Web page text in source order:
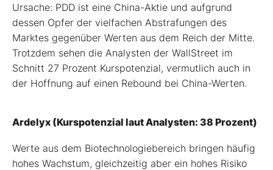
Ursache: PDD ist eine China-Aktie und aufgrund
dessen Opfer der vielfachen Abstrafungen des
Marktes gegenüber Werten aus dem Reich der Mitte.
Trotzdem sehen die Analysten der WallStreet im
Schnitt 27 Prozent Kurspotenzial, vermutlich auch in
der Hoffnung auf einen Rebound bei China-Werten.
Ardelyx (Kurspotenzial laut Analysten: 38 Prozent)
Werte aus dem Biotechnologiebereich bringen häufig
hohes Wachstum, gleichzeitig aber ein hohes Risiko